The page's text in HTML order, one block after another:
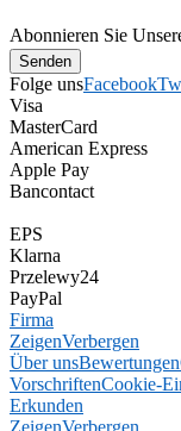
Abonnieren Sie
Folge unsFacebook
Visa
MasterCard
American Express
Apple Pay
Bancontact
EPS
Klarna
Przelewy24
PayPal
Firma
ZeigenVerbergen
Über unsBewertungen
VorschriftenCookie-
Erkunden
ZeigenVerbergen